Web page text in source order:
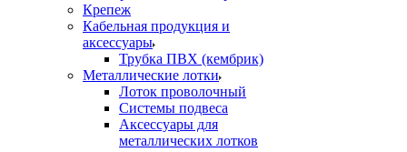
Крепеж
Кабельная продукция и
аксессуары
Трубка ПВХ (кембрик)
Металлические лотки
Лоток проволочный
Системы подвеса
Аксессуары для
металлических лотков